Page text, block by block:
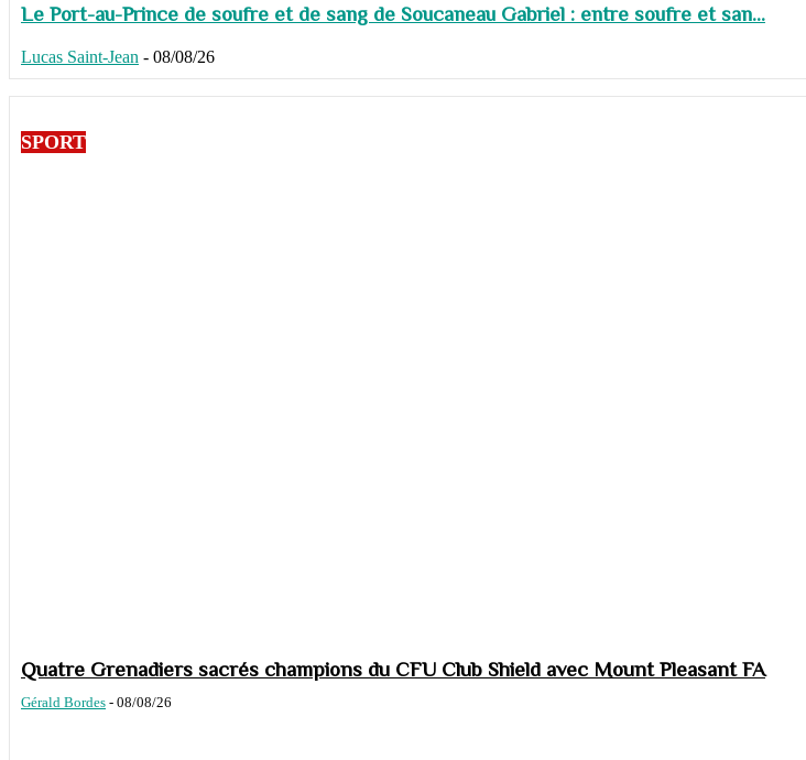
Le Port-au-Prince de soufre et de sang de Soucaneau Gabriel : entre soufre et san...
Lucas Saint-Jean - 08/08/26
SPORT
Quatre Grenadiers sacrés champions du CFU Club Shield avec Mount Pleasant FA
Gérald Bordes - 08/08/26